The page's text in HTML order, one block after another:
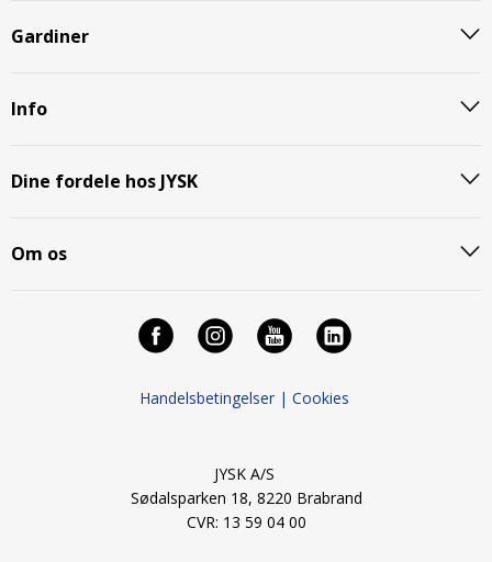
Gardiner
Info
Dine fordele hos JYSK
Om os
Handelsbetingelser | Cookies
JYSK A/S
Sødalsparken 18, 8220 Brabrand
CVR: 13 59 04 00